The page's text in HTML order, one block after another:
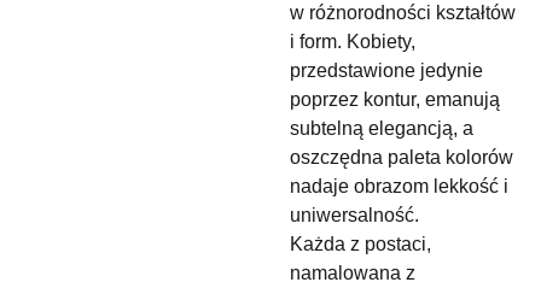
w różnorodności kształtów
i form. Kobiety,
przedstawione jedynie
poprzez kontur, emanują
subtelną elegancją, a
oszczędna paleta kolorów
nadaje obrazom lekkość i
uniwersalność.
Każda z postaci,
namalowana z